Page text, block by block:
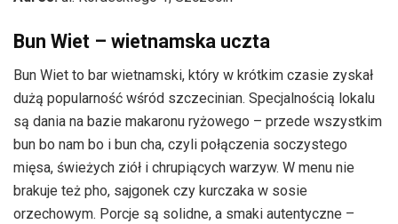
Bun Wiet – wietnamska uczta
Bun Wiet to bar wietnamski, który w krótkim czasie zyskał
dużą popularność wśród szczecinian. Specjalnością lokalu
są dania na bazie makaronu ryżowego – przede wszystkim
bun bo nam bo i bun cha, czyli połączenia soczystego
mięsa, świeżych ziół i chrupiących warzyw. W menu nie
brakuje też pho, sajgonek czy kurczaka w sosie
orzechowym. Porcje są solidne, a smaki autentyczne –